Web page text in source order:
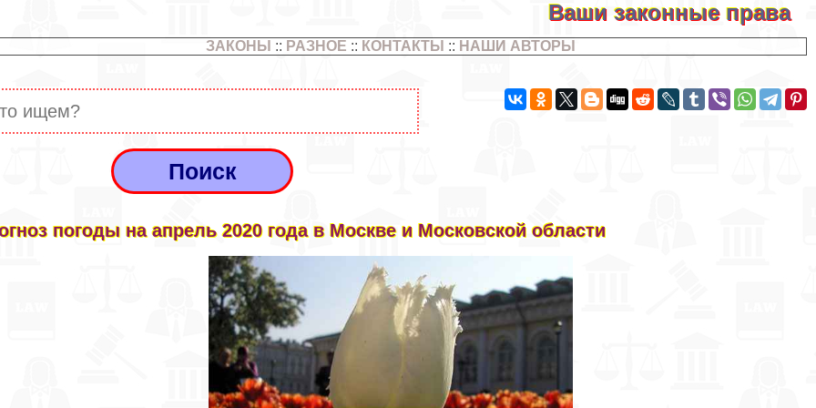
Ваши законные права
ЗАКОНЫ :: РАЗНОЕ :: КОНТАКТЫ :: НАШИ АВТОРЫ
погоды на апрель 2020 года в Москве и Московской области